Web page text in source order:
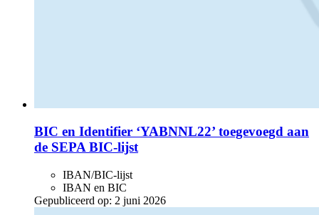
BIC en Identifier ‘YABNNL22’ toegevoegd aan
de SEPA BIC-lijst
IBAN/BIC-lijst
IBAN en BIC
Gepubliceerd op: 2 juni 2026